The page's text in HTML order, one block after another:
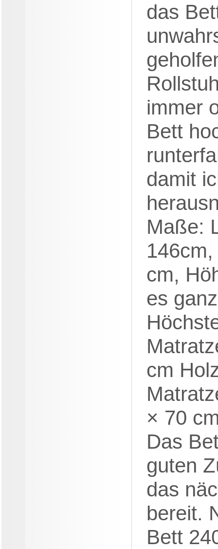
das
immer
Bett
damit
Maße:
cm,
es
cm
× 70
Das
guten
das
bereit.
Bett